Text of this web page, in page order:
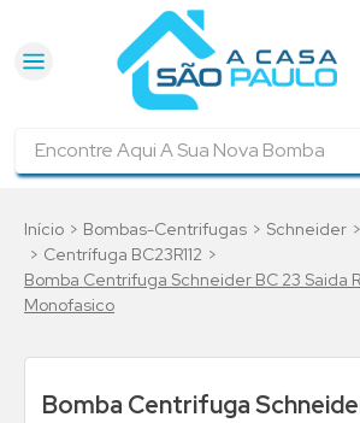
Bombas-Centrifugas Schneider
Centrífuga BC23R112
Bomba Centrifuga Schneider BC 23 Saida
Monofasico
Bomba Centrifuga